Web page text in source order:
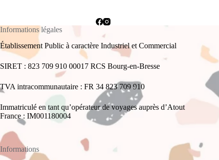
Informations légales
Établissement Public à caractère Industriel et Commercial
SIRET : 823 709 910 00017 RCS Bourg-en-Bresse
TVA intracommunautaire : FR 34 823 709 910
Immatriculé en tant qu’opérateur de voyages auprès d’Atout
France : IM001180004
Informations